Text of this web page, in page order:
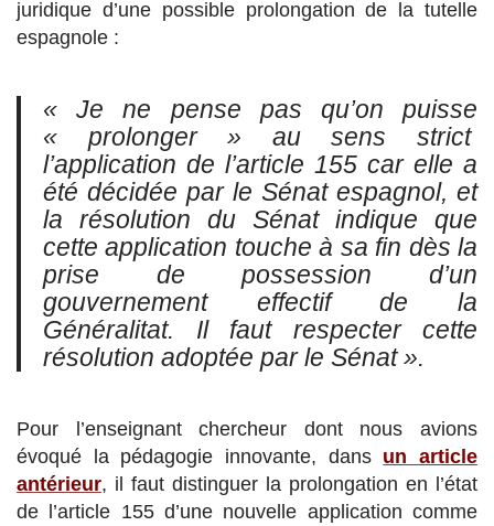
juridique d’une possible prolongation de la tutelle
espagnole :
« Je ne pense pas qu’on puisse
« prolonger » au sens strict
l’application de l’article 155 car elle a
été décidée par le Sénat espagnol, et
la résolution du Sénat indique que
cette application touche à sa fin dès la
prise de possession d’un
gouvernement effectif de la
Généralitat. Il faut respecter cette
résolution adoptée par le Sénat ».
Pour l’enseignant chercheur dont nous avions
évoqué la pédagogie innovante, dans un article
antérieur, il faut distinguer la prolongation en l’état
de l’article 155 d’une nouvelle application comme